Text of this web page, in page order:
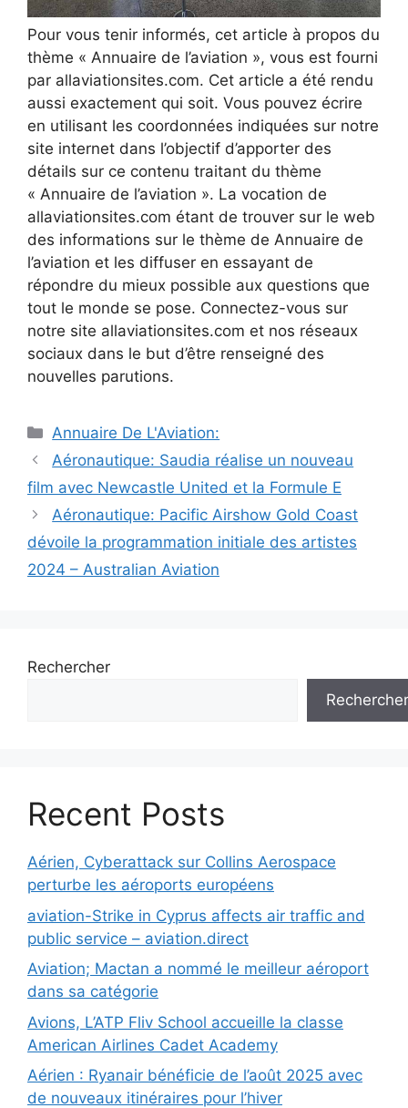
Pour vous tenir informés, cet article à propos du
thème « Annuaire de l’aviation », vous est fourni
par allaviationsites.com. Cet article a été rendu
aussi exactement qui soit. Vous pouvez écrire
en utilisant les coordonnées indiquées sur notre
site internet dans l’objectif d’apporter des
détails sur ce contenu traitant du thème
« Annuaire de l’aviation ». La vocation de
allaviationsites.com étant de trouver sur le web
des informations sur le thème de Annuaire de
l’aviation et les diffuser en essayant de
répondre du mieux possible aux questions que
tout le monde se pose. Connectez-vous sur
notre site allaviationsites.com et nos réseaux
sociaux dans le but d’être renseigné des
nouvelles parutions.
Catégories
Annuaire De L'Aviation:
Navigation
des
Aéronautique: Saudia réalise un nouveau
film avec Newcastle United et la Formule E
Aéronautique: Pacific Airshow Gold Coast
dévoile la programmation initiale des artistes
2024 – Australian Aviation
Rechercher
Rechercher
Recent Posts
Aérien, Cyberattack sur Collins Aerospace
perturbe les aéroports européens
aviation-Strike in Cyprus affects air traffic and
public service – aviation.direct
Aviation; Mactan a nommé le meilleur aéroport
dans sa catégorie
Avions, L’ATP Fliv School accueille la classe
American Airlines Cadet Academy
Aérien : Ryanair bénéficie de l’août 2025 avec
de nouveaux itinéraires pour l’hiver